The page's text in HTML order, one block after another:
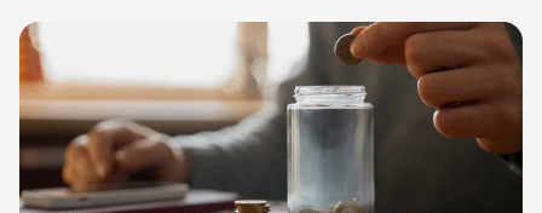
estar previsto nestes instrumentos. Anualmente, […]